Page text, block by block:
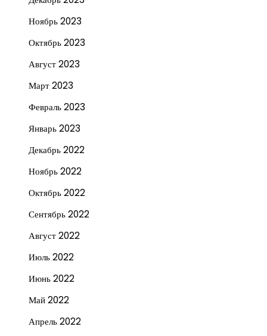
Ноябрь 2023
Октябрь 2023
Август 2023
Март 2023
Февраль 2023
Январь 2023
Декабрь 2022
Ноябрь 2022
Октябрь 2022
Сентябрь 2022
Август 2022
Июль 2022
Июнь 2022
Май 2022
Апрель 2022